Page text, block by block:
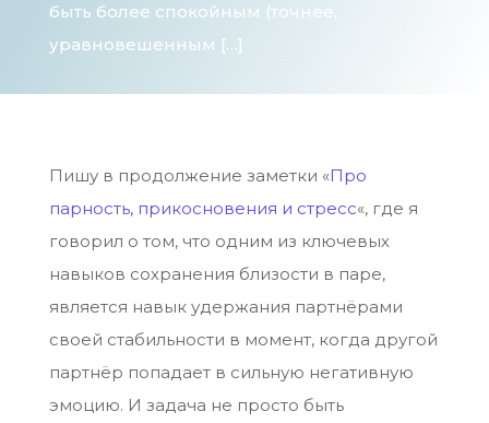
быть более спокойным (точнее,
уравновешенным […]
Пишу в продолжение заметки «Про
парность, прикосновения и стресс«, где я
говорил о том, что одним из ключевых
навыков сохранения близости в паре,
является навык удержания партнёрами
своей стабильности в момент, когда другой
партнёр попадает в сильную негативную
эмоцию. И задача не просто быть